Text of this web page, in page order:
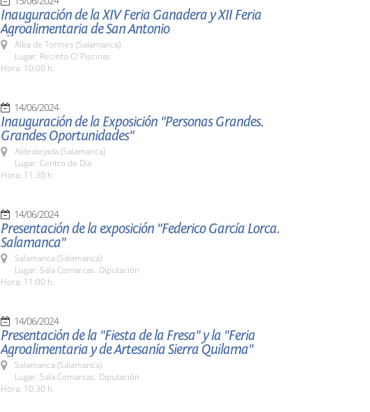
Inauguración de la XIV Feria Ganadera y XII Feria
Agroalimentaria de San Antonio
Alba de Tormes (Salamanca)
Lugar: Recinto C/ Piscinas
Hora: 10:00 h.
14/06/2024
Inauguración de la Exposición "Personas Grandes.
Grandes Oportunidades"
Aldeatejada (Salamanca)
Lugar: Centro de Día
Hora: 11:30 h.
14/06/2024
Presentación de la exposición "Federico García Lorca.
Salamanca"
Salamanca (Salamanca)
Lugar: Sala Comarcas. Diputación
Hora: 11:00 h.
14/06/2024
Presentación de la "Fiesta de la Fresa" y la "Feria
Agroalimentaria y de Artesanía Sierra Quilama"
Salamanca (Salamanca)
Lugar: Sala Comarcas. Diputación
Hora: 10:30 h.